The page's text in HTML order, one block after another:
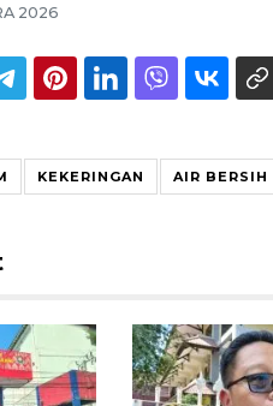
2026
KEKERINGAN AIR BERSIH